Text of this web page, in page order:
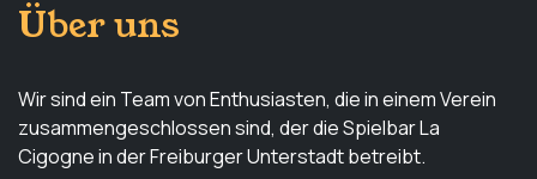
Über uns
Wir sind ein Team von Enthusiasten, die in einem Verein
zusammengeschlossen sind, der die Spielbar La
Cigogne in der Freiburger Unterstadt betreibt.